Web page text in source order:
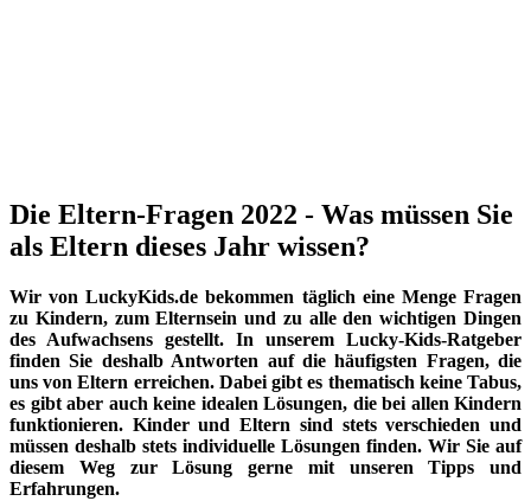
Die Eltern-Fragen 2022 - Was müssen Sie
als Eltern dieses Jahr wissen?
Wir von LuckyKids.de bekommen täglich eine Menge Fragen
zu Kindern, zum Elternsein und zu alle den wichtigen Dingen
des Aufwachsens gestellt. In unserem Lucky-Kids-Ratgeber
finden Sie deshalb Antworten auf die häufigsten Fragen, die
uns von Eltern erreichen. Dabei gibt es thematisch keine Tabus,
es gibt aber auch keine idealen Lösungen, die bei allen Kindern
funktionieren. Kinder und Eltern sind stets verschieden und
müssen deshalb stets individuelle Lösungen finden. Wir Sie auf
diesem Weg zur Lösung gerne mit unseren Tipps und
Erfahrungen.